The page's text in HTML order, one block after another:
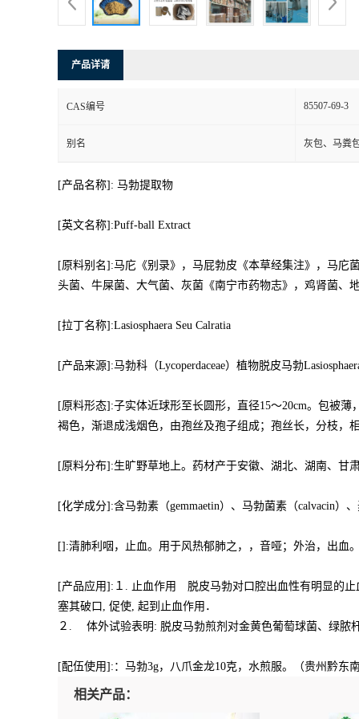
产品详请
CAS编号 85507-69-3
别名 灰包、马粪
[产品名称]: 马勃提取物
[英文名称]:Puff-ball Extract
[原料别名]:马庀《别录》，马屁勃皮《本草经集注》，马庀
头菌、牛屎菌、大气菌、灰菌《南宁市药物志》，鸡肾菌、
[拉丁名称]:Lasiosphaera Seu Calratia
[产品来源]:马勃科（Lycoperdaceae）植物脱皮马勃
[原料形态]:子实体近球形至长圆形，直径15～20cm。包被
褐色，渐退成浅烟色，由孢丝及孢子组成；孢丝长，分枝，
[原料分布]:生旷野草地上。药材产于安徽、湖北、湖南、甘
[化学成分]:含马勃素（gemmaetin）、马勃菌素（calvacin）
[]:清肺利咽，止血。用于风热郁肺之，，音哑；外治，出血
[产品应用]:１. 止血作用 脱皮马勃对口腔出血性有明显的止
塞其破口, 促使, 起到止血作用．
２. 体外试验表明: 脱皮马勃煎剂对金黄色葡萄球菌、绿脓
[配伍使用]:：马勃3g，八爪金龙10克，水煎服。（贵州黔
相关产品：